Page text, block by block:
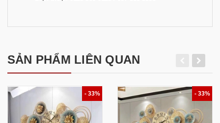
SẢN PHẨM LIÊN QUAN
- 33% - 33%